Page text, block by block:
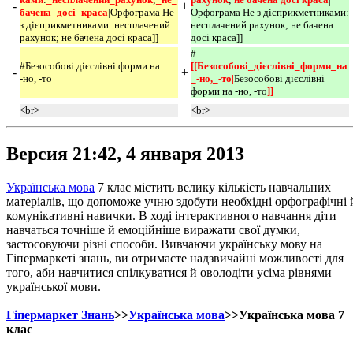
- бачена_досі_краса|Орфограма Не
з дієприкметниками: несплачений
рахунок; не бачена досі краса]]
+ Орфограма Не з дієприкметниками:
несплачений рахунок; не бачена
досі краса]]
- #Безособові дієслівні форми на
-но, -то
+
#
[[Безособові_дієслівні_форми_на
_-но,_-то|Безособові дієслівні
форми на -но, -то]]
<br>
<br>
Версия 21:42, 4 января 2013
Українська мова 7 клас містить велику кількість навчальних
матеріалів, що допоможе учню здобути необхідні орфографічні
комунікативні навички. В ході інтерактивного навчання діти
навчаться точніше й емоційніше виражати свої думки,
застосовуючи різні способи. Вивчаючи українську мову на
Гіпермаркеті знань, ви отримаєте надзвичайні можливості для
того, аби навчитися спілкуватися й оволодіти усіма рівнями
української мови.
Гіпермаркет Знань>>Українська мова>>Українська мова 7
клас